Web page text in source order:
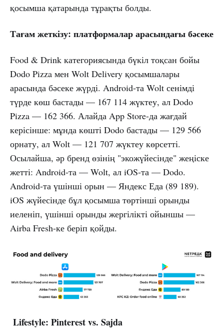
қосымша қатарында тұрақты болды.
Тағам жеткізу: платформалар арасындағы бәсеке
Food & Drink категориясында бүкіл тоқсан бойы
Dodo Pizza мен Wolt Delivery қосымшалары
арасында бәсеке жүрді. Android-та Wolt сенімді
түрде көш бастады — 167 114 жүктеу, ал Dodo
Pizza — 162 366. Алайда App Store-да жағдай
керісінше: мұнда көшті Dodo бастады — 129 566
орнату, ал Wolt — 121 707 жүктеу көрсетті.
Осылайша, әр бренд өзінің "экожүйесінде" жеңіске
жетті: Android-та — Wolt, ал iOS-та — Dodo.
Android-та үшінші орын — Яндекс Еда (89 189).
iOS жүйесінде бұл қосымша төртінші орынды
иеленіп, үшінші орынды жергілікті ойыншы —
Airba Fresh-ке беріп қойды.
Lifestyle: Pinterest vs. Sajda